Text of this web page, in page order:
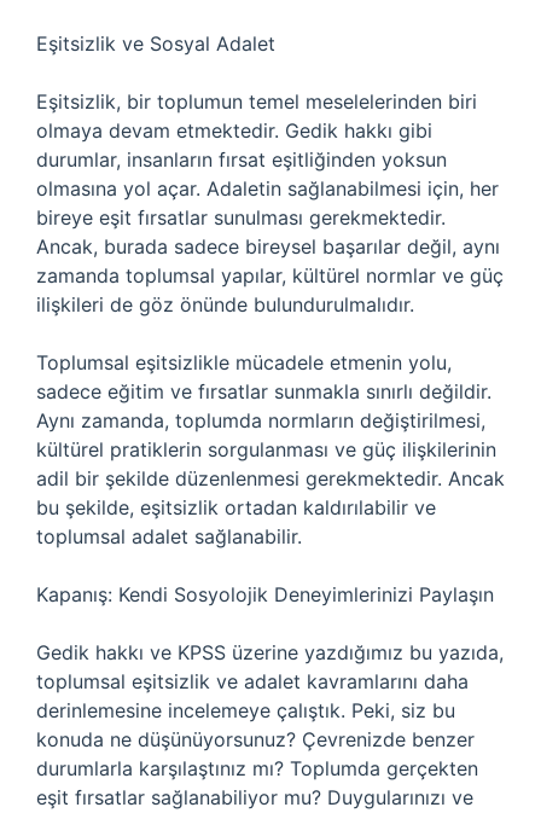
Eşitsizlik ve Sosyal Adalet
Eşitsizlik, bir toplumun temel meselelerinden biri
olmaya devam etmektedir. Gedik hakkı gibi
durumlar, insanların fırsat eşitliğinden yoksun
olmasına yol açar. Adaletin sağlanabilmesi için, her
bireye eşit fırsatlar sunulması gerekmektedir.
Ancak, burada sadece bireysel başarılar değil, aynı
zamanda toplumsal yapılar, kültürel normlar ve güç
ilişkileri de göz önünde bulundurulmalıdır.
Toplumsal eşitsizlikle mücadele etmenin yolu,
sadece eğitim ve fırsatlar sunmakla sınırlı değildir.
Aynı zamanda, toplumda normların değiştirilmesi,
kültürel pratiklerin sorgulanması ve güç ilişkilerinin
adil bir şekilde düzenlenmesi gerekmektedir. Ancak
bu şekilde, eşitsizlik ortadan kaldırılabilir ve
toplumsal adalet sağlanabilir.
Kapanış: Kendi Sosyolojik Deneyimlerinizi Paylaşın
Gedik hakkı ve KPSS üzerine yazdığımız bu yazıda,
toplumsal eşitsizlik ve adalet kavramlarını daha
derinlemesine incelemeye çalıştık. Peki, siz bu
konuda ne düşünüyorsunuz? Çevrenizde benzer
durumlarla karşılaştınız mı? Toplumda gerçekten
eşit fırsatlar sağlanabiliyor mu? Duygularınızı ve